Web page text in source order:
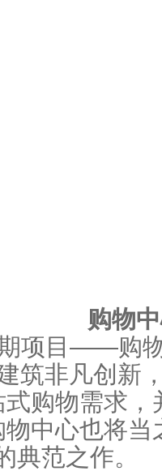
购物
项目——购物
筑非凡创新
购物需求
中心也将
典范之作。